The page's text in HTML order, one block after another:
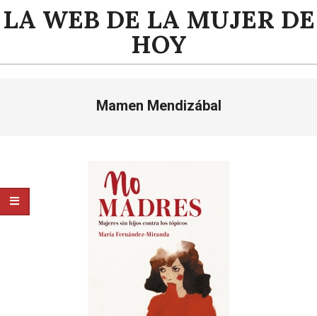
Saltar
alLA WEB DE LA MUJER DE
HOY
Mamen Mendizábal